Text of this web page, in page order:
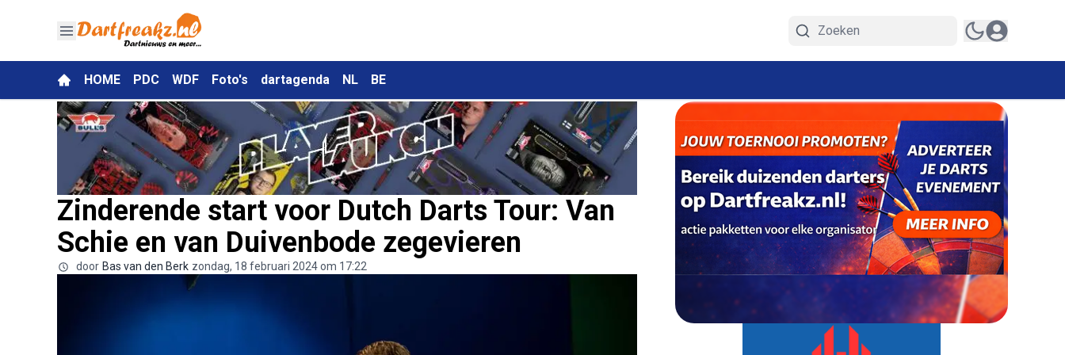
HOME PDC WDF Foto's dartagenda NL BE
Zinderende start voor Dutch Darts Tour: Van
Schie en van Duivenbode zegevieren
door Bas van den Berk zondag, 18 februari 2024 om 17:22